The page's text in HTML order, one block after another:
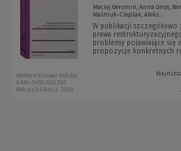
Maciej Geromin, Anna Gnys,
Malmuk-Cieplak, Aleks...
W publikacji
prawa
problemy pojawiające się
propozycje konkretnych
Wolters Kluwer Polska
KAM-2950 W02Z01
Rok publikacji: 2020